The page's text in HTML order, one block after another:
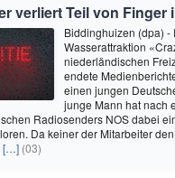
verliert Teil von Finger
Biddinghuizen (dpa) -
Wasserattraktion
niederländischen
endete
einen jungen
junge Mann hat nach
Radiosenders NOS dabei
Da keiner der Mitarbeiter
[…] (03)